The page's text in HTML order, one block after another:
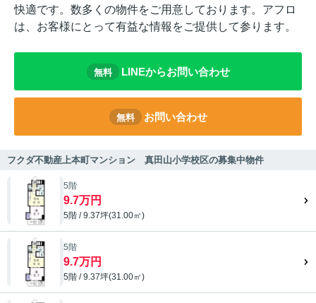
快適です。数多くの物件をご用意しております。アフロ
は、お客様にとって有益な情報をご提供して参ります。
無料 LINEからお問い合わせ
無料 お問い合わせ
フクダ不動産上本町マンション 真田山小学校区の募集中物件
5階
9.7万円
5階 / 9.37坪(31.00㎡)
5階
9.7万円
5階 / 9.37坪(31.00㎡)